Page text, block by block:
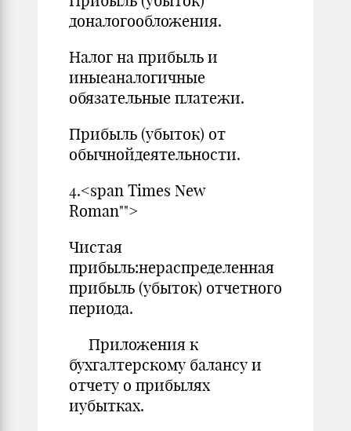
доналогообложения.
Налог на прибыль и
иныеаналогичные
обязательные платежи.
Прибыль (убыток) от
обычнойдеятельности.
4.<span Times New
Roman"">
Чистая
прибыль:нераспределенная
прибыль (убыток) отчетного
периода.
Приложения к
бухгалтерскому балансу и
отчету о прибылях
иубытках.